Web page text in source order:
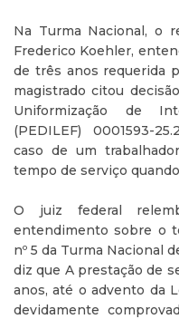
Na Turma Nacional, o
Frederico Koehler,
de três anos requerida
magistrado citou
Uniformização de
(PEDILEF) 0001593-
caso de um
tempo de serviço
O juiz federal
entendimento sobre o
nº 5 da Turma Nacional
diz que A prestação de
anos, até o advento da
devidamente